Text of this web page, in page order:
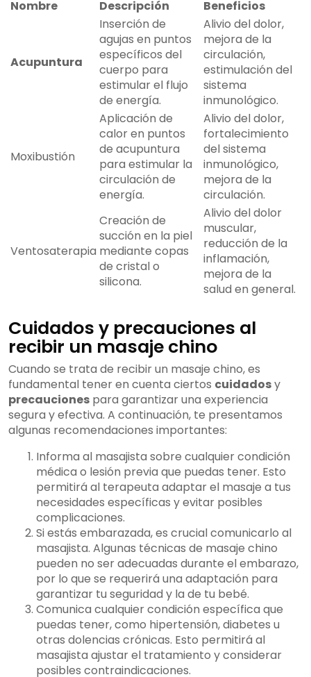
Nombre Descripción Beneficios
Acupuntura
Inserción de
agujas en puntos
específicos del
cuerpo para
estimular el flujo
de energía.
Alivio del dolor,
mejora de la
circulación,
estimulación del
sistema
inmunológico.
Moxibustión
Aplicación de
calor en puntos
de acupuntura
para estimular la
circulación de
energía.
Alivio del dolor,
fortalecimiento
del sistema
inmunológico,
mejora de la
circulación.
Ventosaterapia
Creación de
succión en la piel
mediante copas
de cristal o
silicona.
Alivio del dolor
muscular,
reducción de la
inflamación,
mejora de la
salud en general.
Cuidados y precauciones al
recibir un masaje chino
Cuando se trata de recibir un masaje chino, es
fundamental tener en cuenta ciertos cuidadosy
precauciones para garantizar una experiencia
segura y efectiva. A continuación, te presentamos
algunas recomendaciones importantes:
Informa al masajista sobre cualquier condición
médica o lesión previa que puedas tener. Esto
permitirá al terapeuta adaptar el masaje a tus
necesidades específicas y evitar posibles
complicaciones.
Si estás embarazada, es crucial comunicarlo al
masajista. Algunas técnicas de masaje chino
pueden no ser adecuadas durante el embarazo,
por lo que se requerirá una adaptación para
garantizar tu seguridad y la de tu bebé.
Comunica cualquier condición específica que
puedas tener, como hipertensión, diabetes u
otras dolencias crónicas. Esto permitirá al
masajista ajustar el tratamiento y considerar
posibles contraindicaciones.